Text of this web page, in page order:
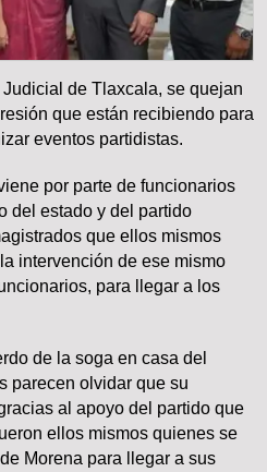
de Tlaxcala, se quejan
que están recibiendo para
eventos partidistas.
por parte de funcionarios
del estado y del partido
que ellos mismos
intervención de ese mismo
para llegar a los
de la soga en casa del
parecen olvidar que su
al apoyo del partido que
ellos mismos quienes se
Morena para llegar a sus